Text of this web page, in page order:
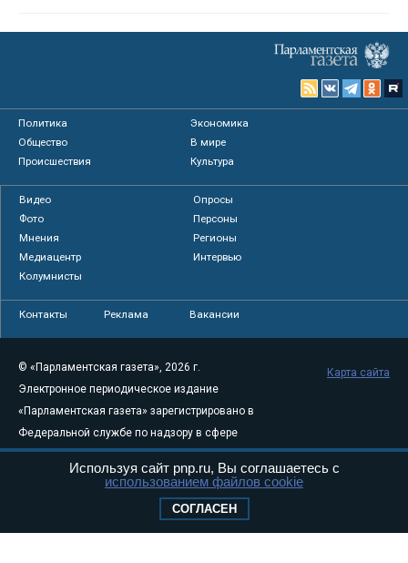
Политика
Экономика
Общество
В мире
Происшествия
Культура
Видео
Опросы
Фото
Персоны
Мнения
Регионы
Медиацентр
Интервью
Колумнисты
Контакты Реклама Вакансии
© «Парламентская газета», 2026 г.
Электронное периодическое издание
«Парламентская газета» зарегистрировано в
Федеральной службе по надзору в сфере
связи, информационных технологий и
массовых коммуникаций (Роскомнадзор) 05
Свидетельство о регистрации Эл № ФС77-
Карта сайта
Используя сайт pnp.ru, Вы соглашаетесь с
использованием файлов cookie
СОГЛАСЕН